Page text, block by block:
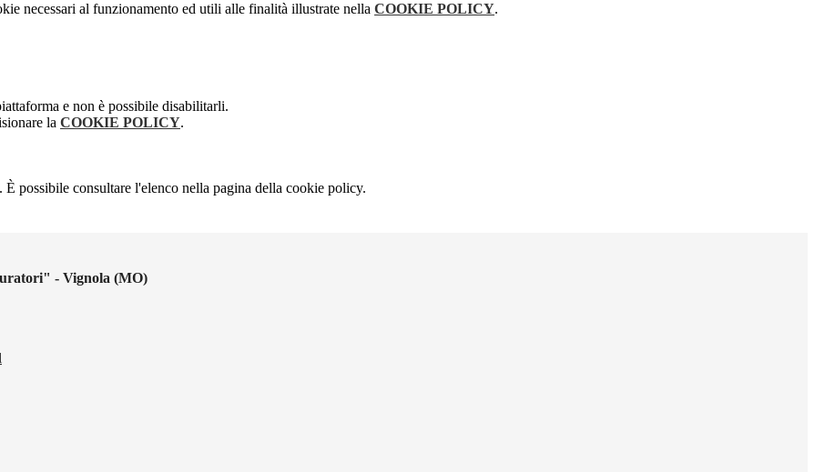
necessari al funzionamento ed utili alle finalità illustrate nella COOKIE POLICY.
e non è possibile disabilitarli.
la COOKIE POLICY.
possibile consultare l'elenco nella pagina della cookie policy.
- Vignola (MO)